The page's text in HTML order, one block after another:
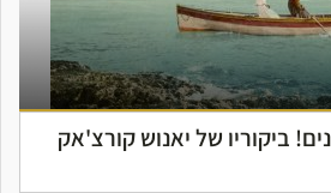
ביקוריו של יאנוש קורצ'אק